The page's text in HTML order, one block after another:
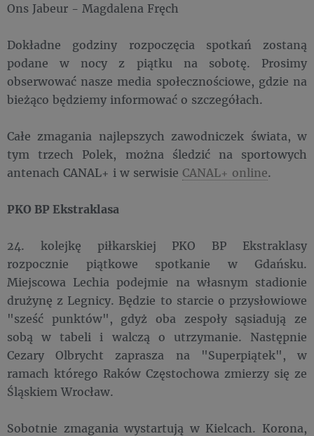
Ons Jabeur - Magdalena Fręch
Dokładne godziny rozpoczęcia spotkań zostaną
podane w nocy z piątku na sobotę. Prosimy
obserwować nasze media społecznościowe, gdzie na
bieżąco będziemy informować o szczegółach.
Całe zmagania najlepszych zawodniczek świata, w
tym trzech Polek, można śledzić na sportowych
antenach CANAL+ i w serwisie CANAL+ online.
PKO BP Ekstraklasa
24. kolejkę piłkarskiej PKO BP Ekstraklasy
rozpocznie piątkowe spotkanie w Gdańsku.
Miejscowa Lechia podejmie na własnym stadionie
drużynę z Legnicy. Będzie to starcie o przysłowiowe
"sześć punktów", gdyż oba zespoły sąsiadują ze
sobą w tabeli i walczą o utrzymanie. Następnie
Cezary Olbrycht zaprasza na "Superpiątek", w
ramach którego Raków Częstochowa zmierzy się ze
Śląskiem Wrocław.
Sobotnie zmagania wystartują w Kielcach. Korona,